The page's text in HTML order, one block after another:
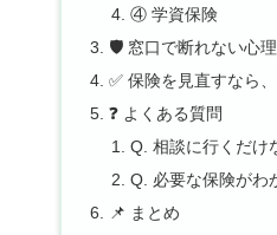
④ 学資保険
🛡️ 窓口で断れない心
✅ 保険を見直すなら
❓ よくある質問
Q. 相談に行くだけ
Q. 必要な保険がわ
📌 まとめ